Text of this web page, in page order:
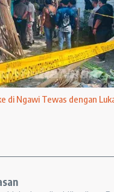
di Ngawi Tewas dengan